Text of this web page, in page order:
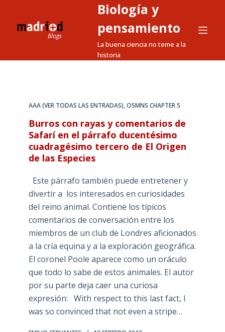
a
Biología y
pensamiento
La buena ciencia no teme a la
historia
AAA (VER TODAS LAS ENTRADAS),OSMNS CHAPTER 5
Burros con rayas y comentarios de
Safarí en el párrafo ducentésimo
cuadragésimo tercero de El Origen
de las Especies
Este párrafo también puede entretener y
divertir a los interesados en curiosidades
del reino animal. Contiene los típicos
comentarios de conversación entre los
miembros de un club de Londres aficionados
a la cría equina y a la exploración geográfica.
El coronel Poole aparece como un oráculo
que todo lo sabe de estos animales. El autor
por su parte deja caer una curiosa
expresión: With respect to this last fact, I
was so convinced that not even a stripe…